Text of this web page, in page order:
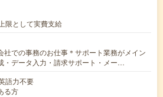
限として実費支給
社での事務のお仕事＊サポート業務がメイン
・データ入力・請求サポート・メー…
語力不要
る方